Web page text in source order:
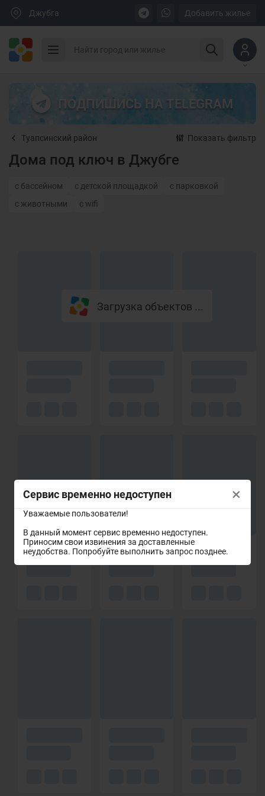
Сервис временно недоступен
Уважаемые пользователи!
В данный момент сервис временно недоступен.
Приносим свои извинения за доставленные
неудобства. Попробуйте выполнить запрос позднее.
×
Джубга Добавить жилье
ПОДПИШИСЬ НА TELEGRAM
Туапсинский район Показать фильтр
Дома под ключ в Джубге
с бассейном с детской площадкой
с парковкой
с животными
с wifi
Загрузка объектов ...